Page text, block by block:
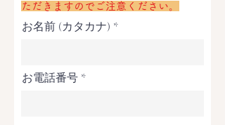
ただきますのでご注意ください。
お名前 (カタカナ)
お電話番号